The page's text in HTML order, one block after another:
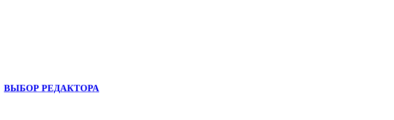
ВЫБОР РЕДАКТОРА